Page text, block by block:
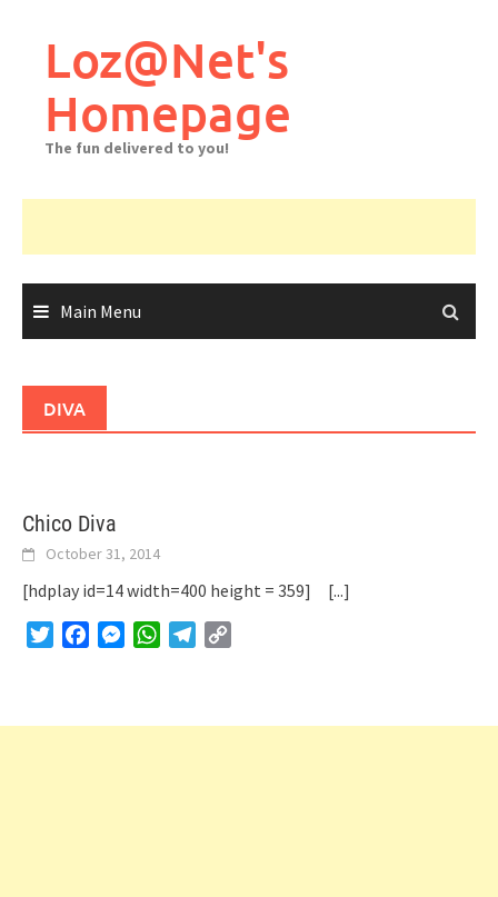
Loz@Net's
Homepage
The fun delivered to you!
Main Menu
DIVA
Chico Diva
October 31, 2014
[hdplay id=14 width=400 height = 359] [...]
TwitterFacebookMessengerWhatsAppTelegram